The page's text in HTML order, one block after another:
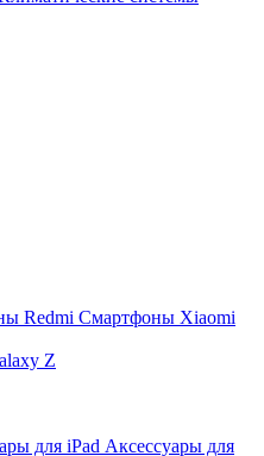
Redmi Смартфоны Xiaomi
Z
для iPad Аксессуары для